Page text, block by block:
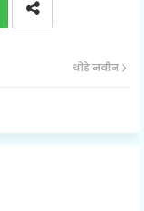
थोडे नवीन